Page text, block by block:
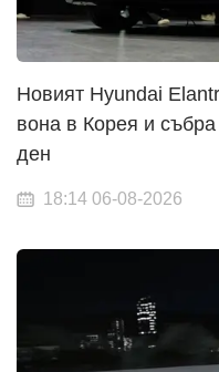
Новият Hyundai
вона в Корея и
ден
18:14 06-08-2026